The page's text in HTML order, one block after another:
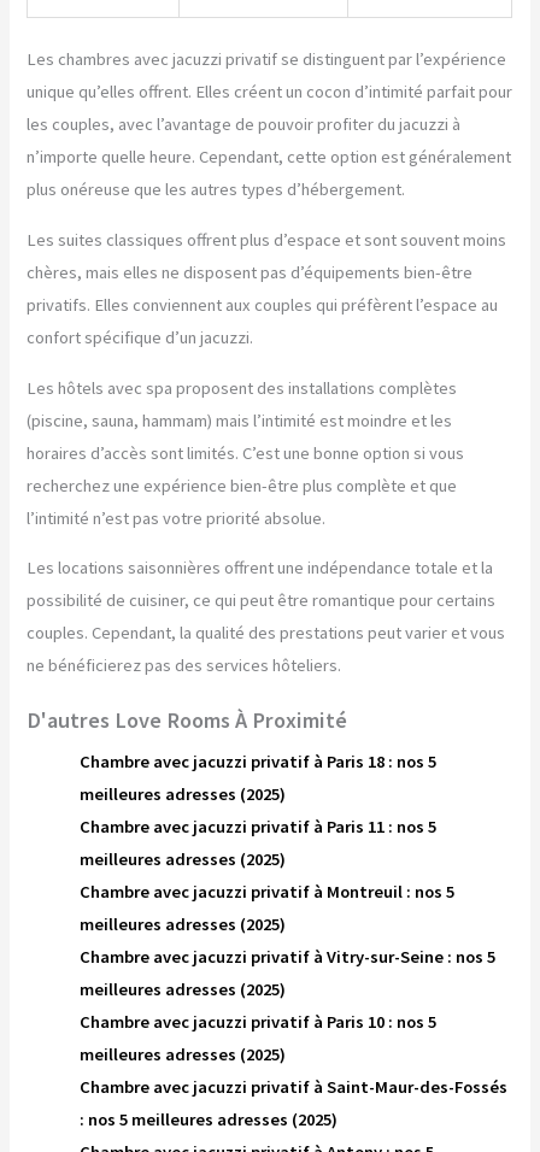
Les chambres avec jacuzzi privatif se distinguent par l’expérience
unique qu’elles offrent. Elles créent un cocon d’intimité parfait pour
les couples, avec l’avantage de pouvoir profiter du jacuzzi à
n’importe quelle heure. Cependant, cette option est généralement
plus onéreuse que les autres types d’hébergement.
Les suites classiques offrent plus d’espace et sont souvent moins
chères, mais elles ne disposent pas d’équipements bien-être
privatifs. Elles conviennent aux couples qui préfèrent l’espace au
confort spécifique d’un jacuzzi.
Les hôtels avec spa proposent des installations complètes
(piscine, sauna, hammam) mais l’intimité est moindre et les
horaires d’accès sont limités. C’est une bonne option si vous
recherchez une expérience bien-être plus complète et que
l’intimité n’est pas votre priorité absolue.
Les locations saisonnières offrent une indépendance totale et la
possibilité de cuisiner, ce qui peut être romantique pour certains
couples. Cependant, la qualité des prestations peut varier et vous
ne bénéficierez pas des services hôteliers.
D'autres Love Rooms À Proximité
Chambre avec jacuzzi privatif à Paris 18 : nos 5
meilleures adresses (2025)
Chambre avec jacuzzi privatif à Paris 11 : nos 5
meilleures adresses (2025)
Chambre avec jacuzzi privatif à Montreuil : nos 5
meilleures adresses (2025)
Chambre avec jacuzzi privatif à Vitry-sur-Seine : nos 5
meilleures adresses (2025)
Chambre avec jacuzzi privatif à Paris 10 : nos 5
meilleures adresses (2025)
Chambre avec jacuzzi privatif à Saint-Maur-des-Fossés
: nos 5 meilleures adresses (2025)